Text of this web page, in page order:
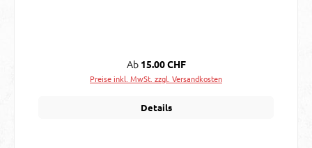
Regulärer Preis:
Ab 15.00 CHF
Preise inkl. MwSt. zzgl. Versandkosten
Details